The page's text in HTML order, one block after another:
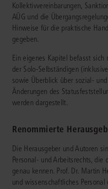
Kollektivvereinbarungen,
AÜG und die
Hinweise für die praktische
gegeben.
Ein eigenes Kapitel befasst sich
der Solo-Selbständigen
sowie Überblick über sozial-
Änderungen des
werden dargestellt.
Renommierte
Die Herausgeber und Autoren
Personal- und Arbeitsrechts, die
genau kennen. Prof. Dr. Martin
und wissenschaftliches